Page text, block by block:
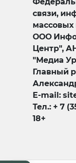
связи,
ООО
Центр",
"Медиа
Главный
E-mail:
Тел.: + 7
18+